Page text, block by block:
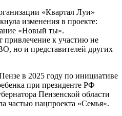
«Квартал Луи»
изменения в проекте:
«Новый ты».
привлечение к участию не
но и представителей других
в 2025 году по инициативе
при президенте РФ
Пензенской области
частью нацпроекта «Семья».